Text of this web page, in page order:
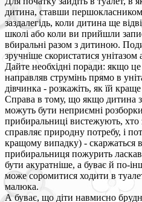
дитина, ставши
заздалегідь, коли дитина ще
школі або коли ви прийшли
вбиральні разом з дитиною.
зручніше скористатися
Дайте необхідні поради: якщо
направляв струмінь прямо в
дівчинка - розкажіть, як їй
Справа в тому, що якщо дитина
можуть бути неприємні
прибиральниці вистежують, хто
справляє природну потребу, і
кращому випадку) - скаржаться
прибиральниця пожурить
бути акуратніше, а буває й по-
може соромитися ходити в
малюка.
А буває, що діти навмисно